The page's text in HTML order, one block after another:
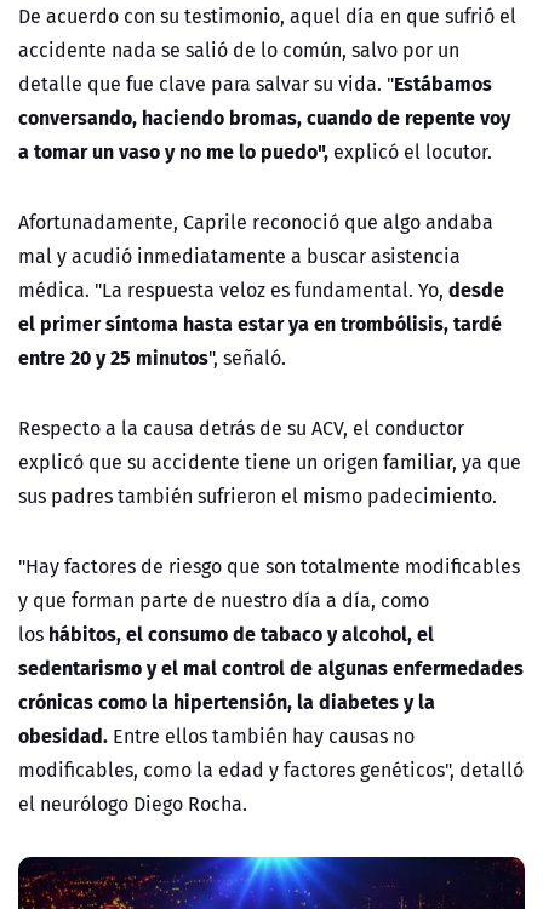
De acuerdo con su testimonio, aquel día en que sufrió el
accidente nada se salió de lo común, salvo por un
detalle que fue clave para salvar su vida. "Estábamos
conversando, haciendo bromas, cuando de repente voy
a tomar un vaso y no me lo puedo", explicó el locutor.
Afortunadamente, Caprile reconoció que algo andaba
mal y acudió inmediatamente a buscar asistencia
médica. "La respuesta veloz es fundamental. Yo, desde
el primer síntoma hasta estar ya en trombólisis, tardé
entre 20 y 25 minutos", señaló.
Respecto a la causa detrás de su ACV, el conductor
explicó que su accidente tiene un origen familiar, ya que
sus padres también sufrieron el mismo padecimiento.
"Hay factores de riesgo que son totalmente modificables
y que forman parte de nuestro día a día, como
los hábitos, el consumo de tabaco y alcohol, el
sedentarismo y el mal control de algunas enfermedades
crónicas como la hipertensión, la diabetes y la
obesidad. Entre ellos también hay causas no
modificables, como la edad y factores genéticos", detalló
el neurólogo Diego Rocha.